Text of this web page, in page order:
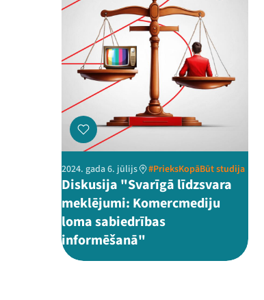
2024. gada 6. jūlijs #PrieksKopāBūt studija
Diskusija "Svarīgā līdzsvara
meklējumi: Komercmediju
loma sabiedrības
informēšanā"